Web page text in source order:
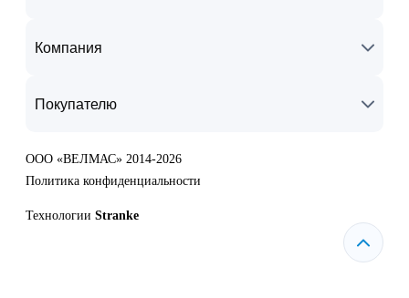
Компания
Покупателю
ООО «ВЕЛМАС» 2014-2026
Политика конфиденциальности
Технологии Stranke